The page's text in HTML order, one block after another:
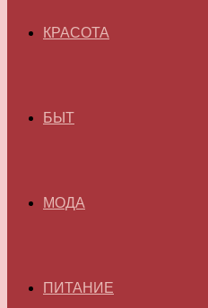
КРАСОТА
БЫТ
МОДА
ПИТАНИЕ